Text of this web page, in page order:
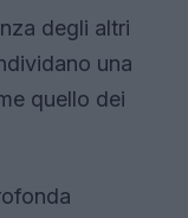
degli altri
una
quello dei